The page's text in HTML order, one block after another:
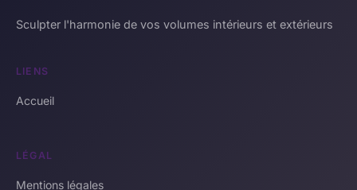
Sculpter l'harmonie de vos volumes intérieurs et extérieurs
LIENS
Accueil
LÉGAL
Mentions légales